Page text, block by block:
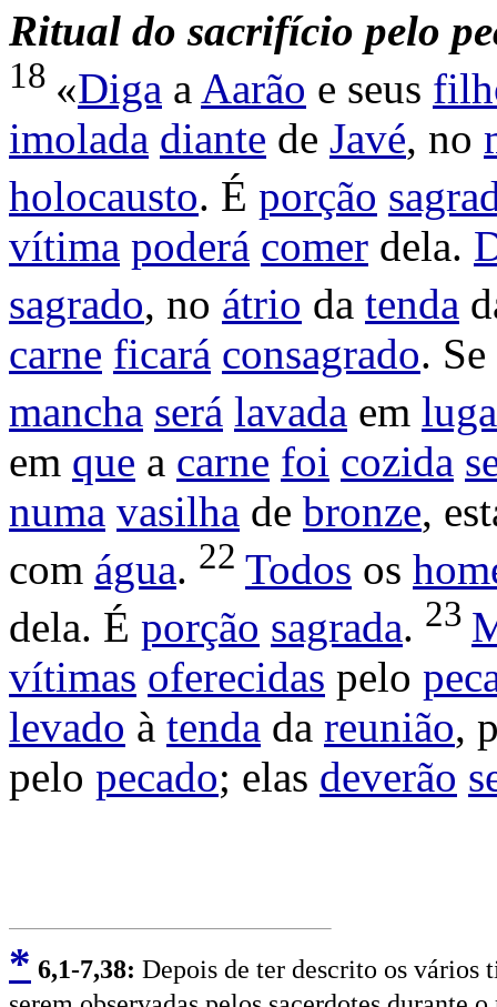
Ritual do sacrifício pelo
18 «Diga a Aarão e seus
imolada diante de Javé, no
holocausto. É porção
vítima poderá comer dela.
sagrado, no átrio da tenda
carne ficará consagrado.
mancha será lavada em
em que a carne foi cozida
numa vasilha de bronze,
com água. 22 Todos os
dela. É porção sagrada. 23
vítimas oferecidas pelo
levado à tenda da reunião,
pelo pecado; elas deverão
* 6,1-7,38: Depois de ter descrito os vários